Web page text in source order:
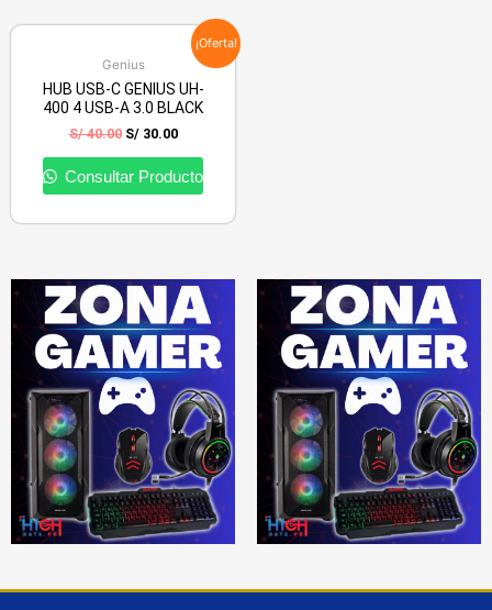
¡Oferta!
Genius
HUB USB-C GENIUS UH-
400 4 USB-A 3.0 BLACK
S/40.00 S/30.00
Consultar Producto